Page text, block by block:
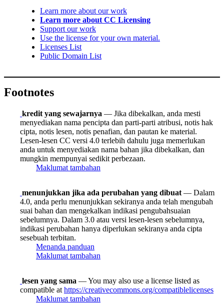
Learn more about our work
Learn more about CC Licensing
Support our work
Use the license for your own material.
Licenses List
Public Domain List
Footnotes
kredit yang sewajarnya — Jika dibekalkan, anda mesti
menyediakan nama pencipta dan parti-parti atribusi, notis hak
cipta, notis lesen, notis penafian, dan pautan ke material.
Lesen-lesen CC versi 4.0 terlebih dahulu juga memerlukan
anda untuk menyediakan nama bahan jika dibekalkan, dan
mungkin mempunyai sedikit perbezaan.
Maklumat tambahan
menunjukkan jika ada perubahan yang dibuat — Dalam
4.0, anda perlu menunjukkan sekiranya anda telah mengubah
suai bahan dan mengekalkan indikasi pengubahsuaian
sebelumnya. Dalam 3.0 atau versi lesen-lesen sebelumnya,
indikasi perubahan hanya diperlukan sekiranya anda cipta
sesebuah terbitan.
Menanda panduan
Maklumat tambahan
lesen yang sama — You may also use a license listed as
compatible at https://creativecommons.org/compatiblelicenses
Maklumat tambahan